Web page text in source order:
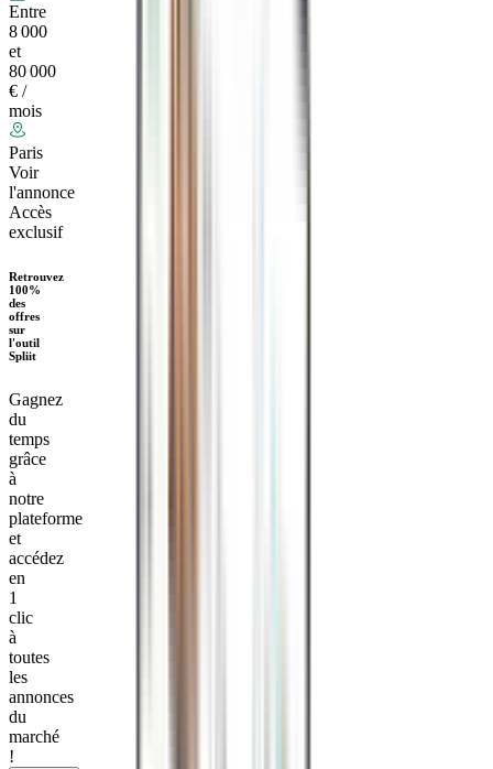
Entre
8 000
et
80 000
€ /
mois
Paris
Voir
l'annonce
Accès
exclusif
Retrouvez
100%
des
offres
sur
l'outil
Spliit
Gagnez
du
temps
grâce
à
notre
plateforme
et
accédez
en
1
clic
à
toutes
les
annonces
du
marché
!